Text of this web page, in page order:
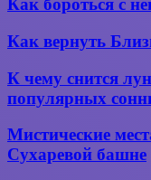
за
выбор?
желаний
с
невниманием
Как бороться с
Как
Близнеца?
Как вернуть
К
снится
толкования
сна
К чему снится
популярных
Мистические
места
Москвы.
Мистические
Сухаревой башне